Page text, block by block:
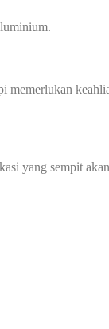
memerlukan
yang sempit